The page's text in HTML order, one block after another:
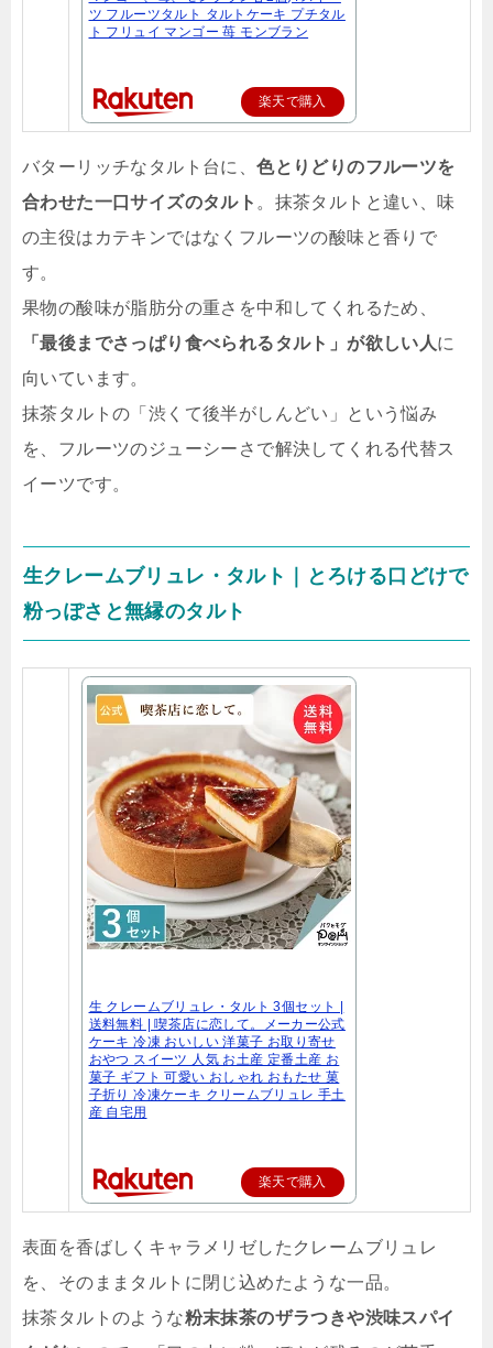
ツ フルーツタルト タルトケーキ プチタル
ト フリュイ マンゴー 苺 モンブラン
楽天で購入
バターリッチなタルト台に、色とりどりのフルーツを
合わせた一口サイズのタルト 。抹茶タルトと違い、味
の主役はカテキンではなくフルーツの酸味と香りで
す。
果物の酸味が脂肪分の重さを中和してくれるため、
「最後までさっぱり食べられるタルト」が欲しい人に
向いています。
抹茶タルトの「渋くて後半がしんどい」という悩み
を、フルーツのジューシーさで解決してくれる代替ス
イーツです。
生クレームブリュレ・タルト｜とろける口どけで
粉っぽさと無縁のタルト
生 クレームブリュレ・タルト 3個セット |
送料無料 | 喫茶店に恋して。メーカー公式
ケーキ 冷凍 おいしい 洋菓子 お取り寄せ
おやつ スイーツ 人気 お土産 定番土産 お
菓子 ギフト 可愛い おしゃれ おもたせ 菓
子折り 冷凍ケーキ クリームブリュレ 手土
産 自宅用
楽天で購入
表面を香ばしくキャラメリゼしたクレームブリュレ
を、そのままタルトに閉じ込めたような一品。
抹茶タルトのような粉末抹茶のザラつきや渋味スパイ